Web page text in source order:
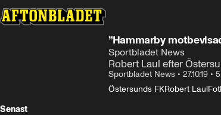
”Hammarby
Sportbladet News
Robert Laul efter
Sportbladet News • 27.10.19 •
Östersunds FKRobert Laul
Senast